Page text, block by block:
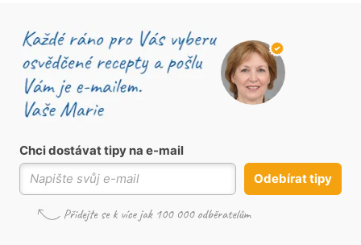
Chci dostávat tipy na e-mail
Odebírat tipy